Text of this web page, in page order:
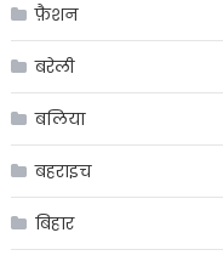
फ़ैशन
बरेली
बलिया
बहराइच
बिहार